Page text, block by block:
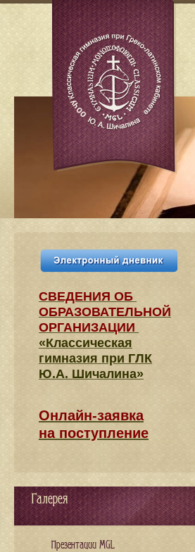
СВЕДЕНИЯ​ ОБ
ОБРАЗОВАТЕЛЬНОЙ
ОРГАНИЗАЦИИ
«Классическая
гимназия при ГЛК
Ю.А. Шичалина»
Онлайн-заявка
на поступление
Галерея
Презентации MGL